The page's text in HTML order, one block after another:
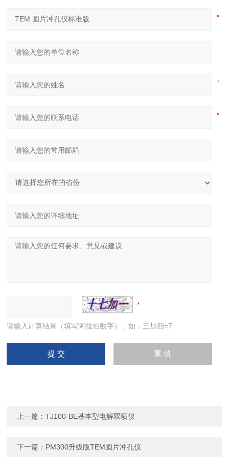
请输入计算结果（填写阿拉伯数字），如：三加四=7
上一篇：TJ100-BE基本型电解双喷仪
下一篇： PM300升级版TEM圆片冲孔仪